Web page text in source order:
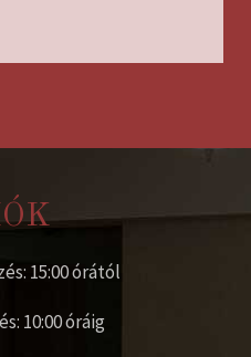
15:00 órától
10:00 óráig